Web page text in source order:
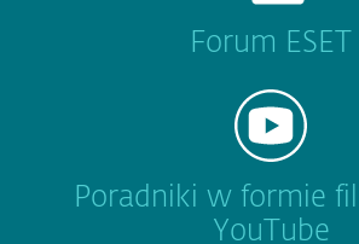
Forum ESET
Poradniki w formie
YouTube